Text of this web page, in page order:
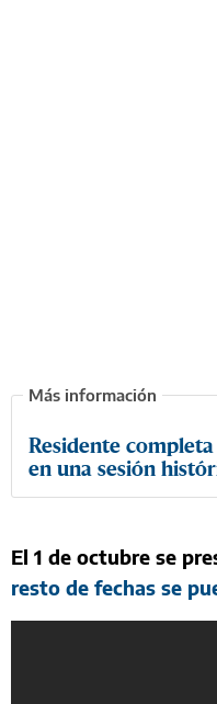
Residente
en una sesión
El 1 de octubre se
resto de fechas se